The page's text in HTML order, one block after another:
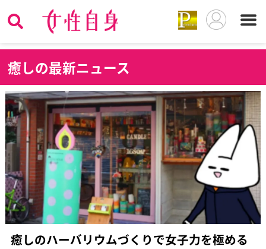
癒しの最新ニュース
癒しのハーバリウムづくりで女子力を極める